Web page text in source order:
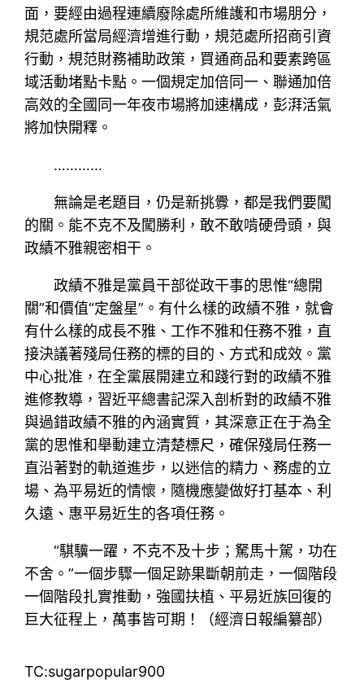
面，要經由過程連續廢除處所維護和市場朋分，
規范處所當局經濟增進行動，規范處所招商引資
行動，規范財務補助政策，買通商品和要素跨區
域活動堵點卡點。一個規定加倍同一、聯通加倍
高效的全國同一年夜市場將加速構成，彭湃活氣
將加快開釋。
…………
無論是老題目，仍是新挑釁，都是我們要闖
的關。能不克不及闖勝利，敢不敢啃硬骨頭，與
政績不雅親密相干。
政績不雅是黨員干部從政干事的思惟“總開
關”和價值“定盤星”。有什么樣的政績不雅，就會
有什么樣的成長不雅、工作不雅和任務不雅，直
接決議著殘局任務的標的目的、方式和成效。黨
中心批准，在全黨展開建立和踐行對的政績不雅
進修教導，習近平總書記深入剖析對的政績不雅
與過錯政績不雅的內涵實質，其深意正在于為全
黨的思惟和舉動建立清楚標尺，確保殘局任務一
直沿著對的軌道進步，以迷信的精力、務虛的立
場、為平易近的情懷，隨機應變做好打基本、利
久遠、惠平易近生的各項任務。
“騏驥一躍，不克不及十步；駑馬十駕，功在
不舍。”一個步驟一個足跡果斷朝前走，一個階段
一個階段扎實推動，強國扶植、平易近族回復的
巨大征程上，萬事皆可期！（經濟日報編纂部）
TC:sugarpopular900